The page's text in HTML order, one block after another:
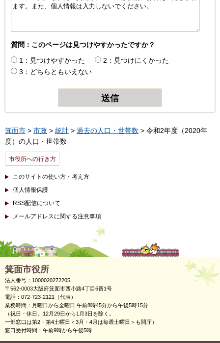
質問：このページは見つけやすかったですか？
1：見つけやすかった
2：見つけにくかった
3：どちらともいえない
箕面市 > 市政 > 統計 > 過去の人口・世帯数 > 令和2年度（2020年
度）の人口・世帯数
市役所への行き方
このサイトの使い方・考え方
個人情報保護
RSS配信について
メールアドレスに関する注意事項
箕面市役所
法人番号：1000020272205
〒562-0003大阪府箕面市西小路4丁目6番1号
電話：072-723-2121（代表）
業務時間：月曜日から金曜日 午前8時45分から午後5時15分
（祝日・休日、12月29日から1月3日を除く。
一部窓口は第2・第4土曜日＜3月・4月は毎週土曜日＞も開庁）
窓口受付時間：午前9時から午後5時